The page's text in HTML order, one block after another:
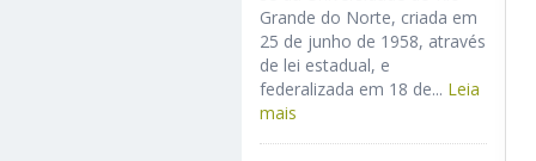
Grande do Norte, criada em
25 de junho de 1958, através
de lei estadual, e
federalizada em 18 de... Leia
mais